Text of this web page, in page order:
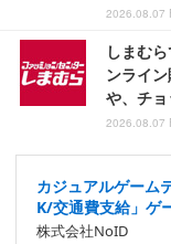
2026.08.07
しまむ
ンライ
や、チ
2026.08.07
カジュアルゲーム
K/交通費支給」ゲ
株式会社NoID